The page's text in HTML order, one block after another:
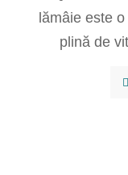
lămâie este
plină de